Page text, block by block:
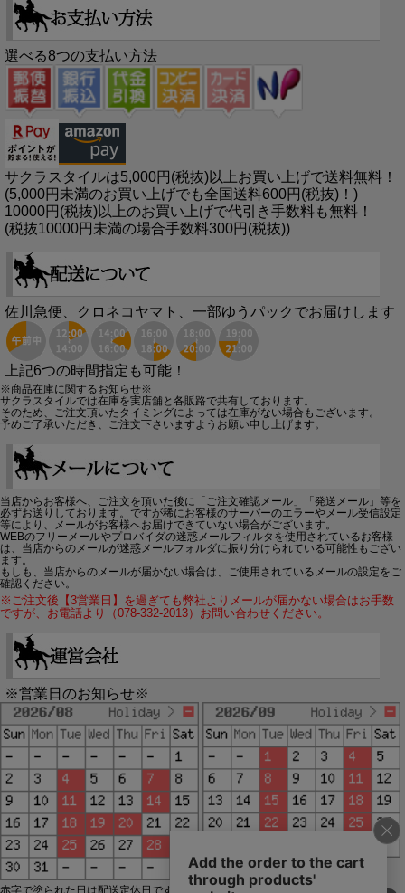
選べる8つの支払い方法
サクラスタイルは5,000円(税抜)以上お買い上げで送料無料！
(5,000円未満のお買い上げでも全国送料600円(税抜)！)
10000円(税抜)以上のお買い上げで代引き手数料も無料！
(税抜10000円未満の場合手数料300円(税抜))
佐川急便、クロネコヤマト、一部ゆうパックでお届けします
上記6つの時間指定も可能！
※商品在庫に関するお知らせ※
サクラスタイルでは在庫を実店舗と各販路で共有しております。
そのため、ご注文頂いたタイミングによっては在庫がない場合もございます。
予めご了承いただき、ご注文下さいますようお願い申し上げます。
当店からお客様へ、ご注文を頂いた後に「ご注文確認メール」「発送メール」等を
必ずお送りしております。ですが稀にお客様のサーバーのエラーやメール受信設定
等により、メールがお客様へお届けできていない場合がございます。
WEBのフリーメールやプロバイダの迷惑メールフィルタを使用されているお客様
は、当店からのメールが迷惑メールフォルダに振り分けられている可能性もござい
ます。
もしも、当店からのメールが届かない場合は、ご使用されているメールの設定をご
確認ください。
※ご注文後【3営業日】を過ぎても弊社よりメールが届かない場合はお手数
ですが、お電話より（078-332-2013）お問い合わせください。
※営業日のお知らせ※
赤字で塗られた日は配送定休日です。